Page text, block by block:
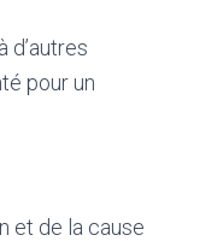
pour un
et de la cause